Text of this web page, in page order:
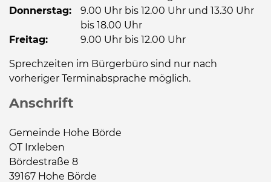
Donnerstag: 9.00 Uhr bis 12.00 Uhr und 13.30 Uhr
bis 18.00 Uhr
Freitag:
9.00 Uhr bis 12.00 Uhr
Sprechzeiten im Bürgerbüro sind nur nach
vorheriger Terminabsprache möglich.
Anschrift
Gemeinde Hohe Börde
OT Irxleben
Bördestraße 8
39167 Hohe Börde